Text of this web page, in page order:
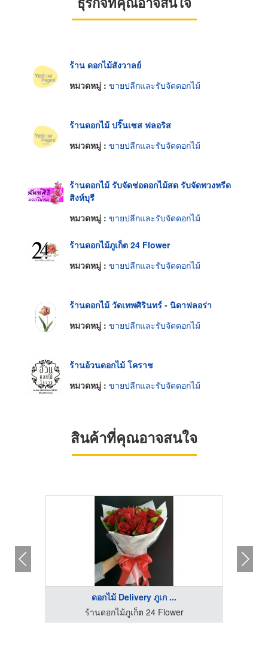
ร้าน ดอกไม้สังวาลย์
หมวดหมู่ : ขายปลีกและรับจัดดอกไม้
ร้านดอกไม้ ปริ๊นเซส ฟลอริส
หมวดหมู่ : ขายปลีกและรับจัดดอกไม้
ร้านดอกไม้ รับจัดช่อดอกไม้สด รับจัดพวงหรีด
สิงห์บุรี
หมวดหมู่ : ขายปลีกและรับจัดดอกไม้
ร้านดอกไม้ภูเก็ต 24 Flower
หมวดหมู่ : ขายปลีกและรับจัดดอกไม้
ร้านดอกไม้ วัดเทพศิรินทร์ - นิดาฟลอร่า
หมวดหมู่ : ขายปลีกและรับจัดดอกไม้
ร้านอ้วนดอกไม้ โคราช
หมวดหมู่ : ขายปลีกและรับจัดดอกไม้
สินค้าที่คุณอาจสนใจ
ดอกไม้ Delivery ภูเก ...
ร้านดอกไม้ภูเก็ต 24 Flower